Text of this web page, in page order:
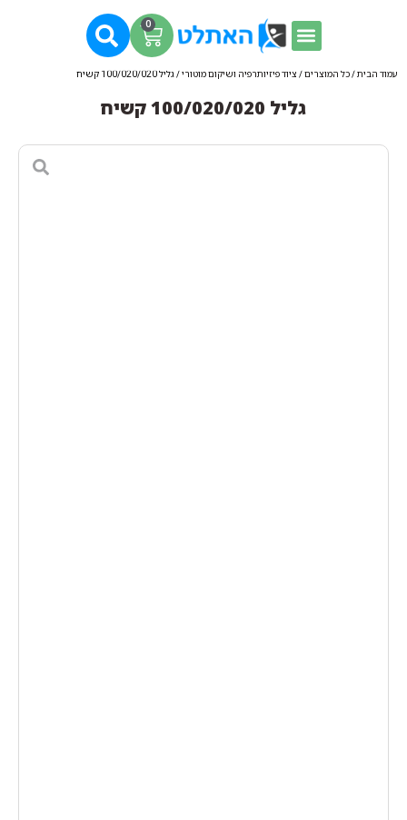
0
עמוד הבית/כל המוצרים/ ציוד פיזיותרפיה ושיקום מוטורי/ גליל 100/020/020 קשיח
גליל 100/020/020 קשיח